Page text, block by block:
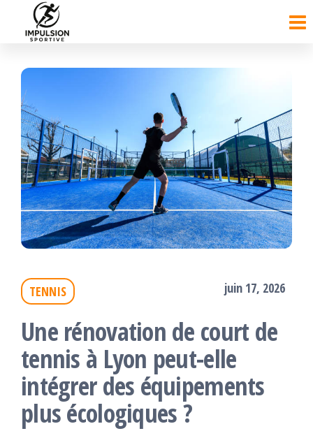
contenu
TENNIS juin 17, 2026
Une rénovation de court de
tennis à Lyon peut-elle
intégrer des équipements
plus écologiques ?